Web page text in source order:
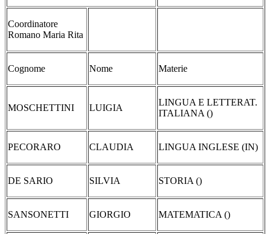
Coordinatore
Romano Maria Rita
Cognome Nome Materie
MOSCHETTINI LUIGIA
LINGUA E LETTERAT.
ITALIANA ()
PECORARO CLAUDIA LINGUA INGLESE (IN)
DE SARIO SILVIA STORIA ()
SANSONETTI GIORGIO MATEMATICA ()